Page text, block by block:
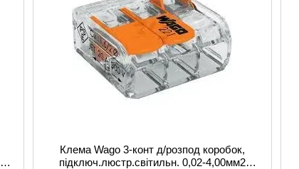
Клема Wago 3-конт д/розпод коробок,
підключ.люстр.світильн. 0,02-4,00мм2